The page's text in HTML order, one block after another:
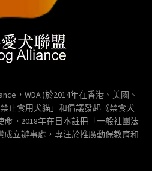
，WDA )於2014年在香港、美國、
止食用犬貓」和倡議發起《禁食犬
。2018年在日本註冊「一般社團法
立辦事處，專注於推廣動保教育和